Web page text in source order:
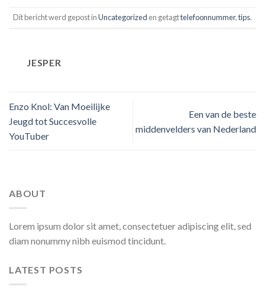
Dit bericht werd gepost inUncategorized en getagttelefoonnummer,tips.
JESPER
Enzo Knol: Van Moeilijke
Jeugd tot Succesvolle
YouTuber
Een van de beste
middenvelders van Nederland
ABOUT
Lorem ipsum dolor sit amet, consectetuer adipiscing elit, sed
diam nonummy nibh euismod tincidunt.
LATEST POSTS